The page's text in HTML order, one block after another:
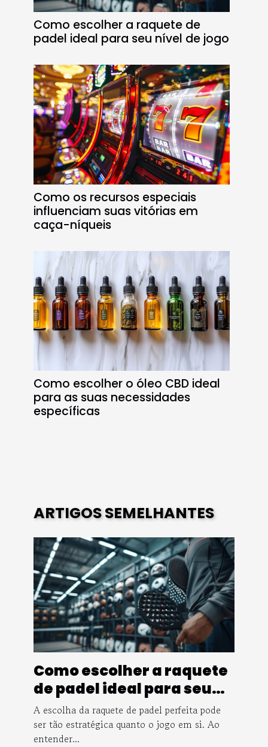
Como escolher a raquete de
padel ideal para seu nível de jogo
Como os recursos especiais
influenciam suas vitórias em
caça-níqueis
Como escolher o óleo CBD ideal
para as suas necessidades
específicas
ARTIGOS SEMELHANTES
Como escolher a raquete
de padel ideal para seu
nível de jogo
A escolha da raquete de padel perfeita pode
ser tão estratégica quanto o jogo em si. Ao
entender...